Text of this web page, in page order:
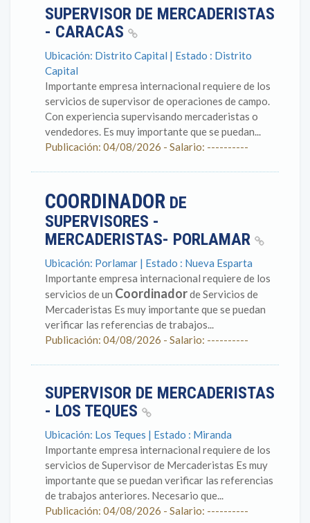
SUPERVISOR DE MERCADERISTAS
- CARACAS
Ubicación: Distrito Capital | Estado : Distrito
Capital
Importante empresa internacional requiere de los
servicios de supervisor de operaciones de campo.
Con experiencia supervisando mercaderistas o
vendedores. Es muy importante que se puedan...
Publicación: 04/08/2026 - Salario: ----------
COORDINADOR DE
SUPERVISORES -
MERCADERISTAS- PORLAMAR
Ubicación: Porlamar | Estado : Nueva Esparta
Importante empresa internacional requiere de los
servicios de un Coordinadorde Servicios de
Mercaderistas Es muy importante que se puedan
verificar las referencias de trabajos...
Publicación: 04/08/2026 - Salario: ----------
SUPERVISOR DE MERCADERISTAS
- LOS TEQUES
Ubicación: Los Teques | Estado : Miranda
Importante empresa internacional requiere de los
servicios de Supervisor de Mercaderistas Es muy
importante que se puedan verificar las referencias
de trabajos anteriores. Necesario que...
Publicación: 04/08/2026 - Salario: ----------